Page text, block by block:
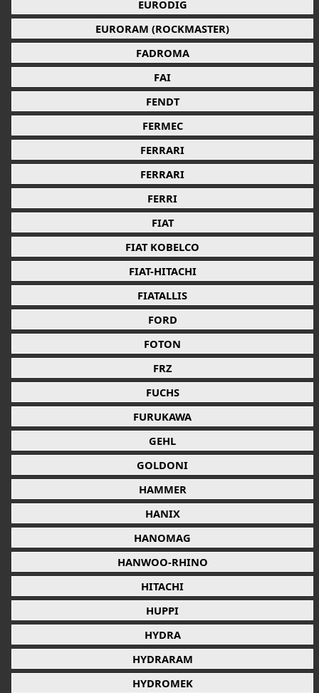
EURODIG
EURORAM (ROCKMASTER)
FADROMA
FAI
FENDT
FERMEC
FERRARI
FERRARI
FERRI
FIAT
FIAT KOBELCO
FIAT-HITACHI
FIATALLIS
FORD
FOTON
FRZ
FUCHS
FURUKAWA
GEHL
GOLDONI
HAMMER
HANIX
HANOMAG
HANWOO-RHINO
HITACHI
HUPPI
HYDRA
HYDRARAM
HYDROMEK